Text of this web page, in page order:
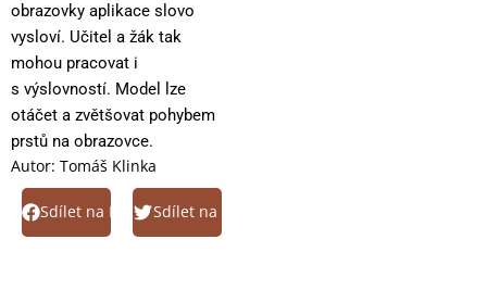
obrazovky aplikace slovo
vysloví. Učitel a žák tak
mohou pracovat i
s výslovností. Model lze
otáčet a zvětšovat pohybem
prstů na obrazovce.
Autor: Tomáš Klinka
Sdílet na FacebookSdílet na Twitter